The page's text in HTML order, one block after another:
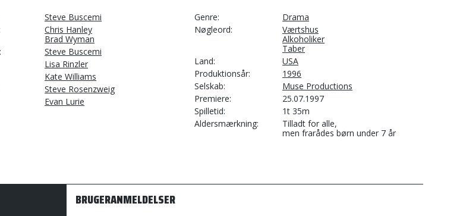
Steve Buscemi
Chris Hanley
Brad Wyman
Steve Buscemi
Lisa Rinzler
Kate Williams
Steve Rosenzweig
Evan Lurie
Genre
Drama
Nøgleord
Værtshus
Alkoholiker
Taber
Land
USA
Produktionsår
1996
Selskab
Muse Productions
Premiere
25.07.1997
Spilletid
1t 35m
Aldersmærkning
Tilladt for alle,
men frarådes børn under 7 år
BRUGERANMELDELSER